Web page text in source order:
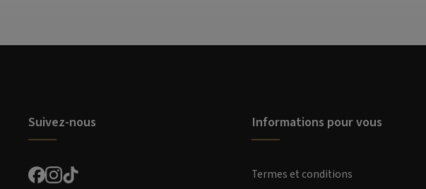
Suivez-nous Informations pour vous
Termes et conditions